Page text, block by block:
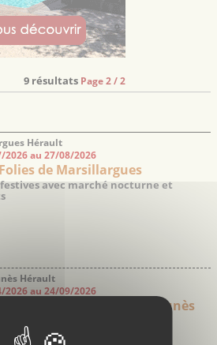
9 résultats Page 2 / 2
Hérault
2026 au 27/08/2026
de Marsillargues
avec marché nocturne et
Hérault
2026 au 24/09/2026
Guinguette de Saint-Aunès